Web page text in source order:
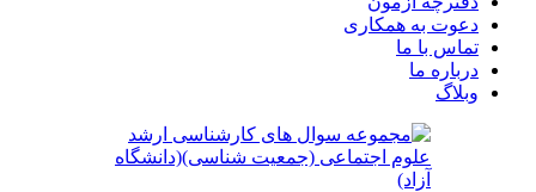
دعوت به همکاری
تماس با ما
درباره ما
وبلاگ